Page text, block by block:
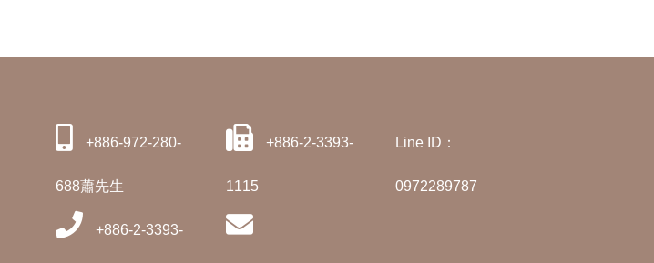
+886-972-280-
688蕭先生
+886-2-3393-
+886-2-3393-
1115
Line ID：
0972289787